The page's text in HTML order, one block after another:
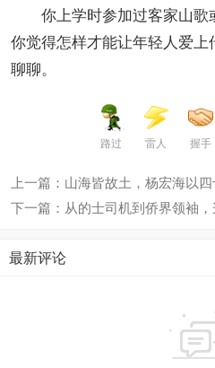
你上学时参加过客家山歌
你觉得怎样才能让年轻人爱
聊聊。
路过 雷人 握手
上一篇：山海皆故土，杨宏海以
下一篇：从的士司机到侨界领袖
最新评论